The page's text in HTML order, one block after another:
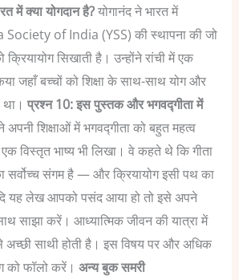
में क्या योगदान है?योगानंद ने भारत में
of India (YSS) की स्थापना की जो
क्रियायोग सिखाती है। उन्होंने रांची में एक
जहाँ बच्चों को शिक्षा के साथ-साथ योग और
था। प्रश्न 10: इस पुस्तक और भगवद्गीता में
अपनी शिक्षाओं में भगवद्गीता को बहुत महत्व
एक विस्तृत भाष्य भी लिखा। वे कहते थे कि गीता
सर्वोच्च संगम है — और क्रियायोग इसी पथ का
यह लेख आपको पसंद आया हो तो इसे अपने
साझा करें। आध्यात्मिक जीवन की यात्रा में
साथी होती है। इस विषय पर और अधिक
को फॉलो करें। अन्य बुक समरी